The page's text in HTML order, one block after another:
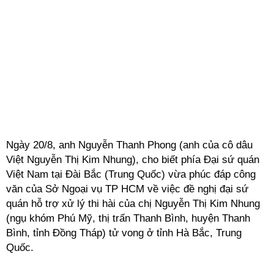
Ngày 20/8, anh Nguyễn Thanh Phong (anh của cô dâu
Việt Nguyễn Thị Kim Nhung), cho biết phía Đại sứ quán
Việt Nam tại Đài Bắc (Trung Quốc) vừa phúc đáp công
văn của Sở Ngoại vụ TP HCM về việc đề nghị đại sứ
quán hỗ trợ xử lý thi hài của chị Nguyễn Thị Kim Nhung
(ngụ khóm Phú Mỹ, thị trấn Thanh Bình, huyện Thanh
Bình, tỉnh Đồng Tháp) tử vong ở tỉnh Hà Bắc, Trung
Quốc.